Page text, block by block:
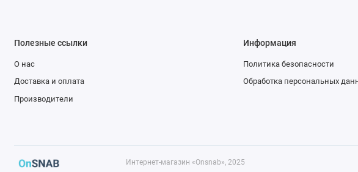
Полезные ссылки
О нас
Доставка и оплата
Производители
Информация
Политика безопасности
Обработка персональных
Интернет-магазин «Onsnab», 2025